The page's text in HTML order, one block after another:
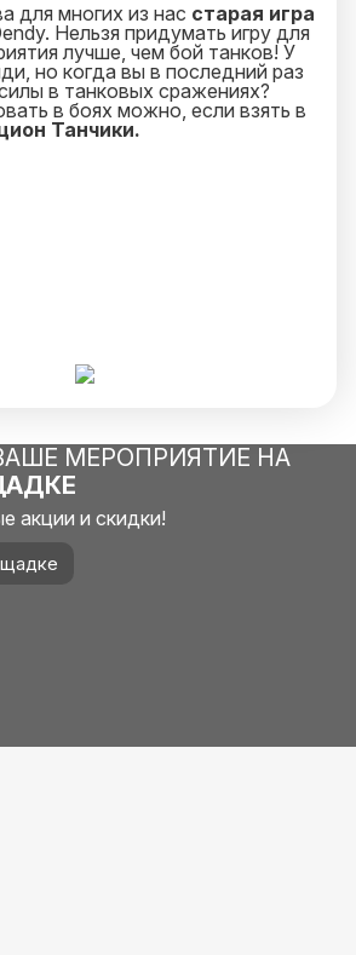
для многих из нас старая игра
Нельзя придумать игру для
лучше, чем бой танков! У
но когда вы в последний раз
в танковых сражениях?
в боях можно, если взять в
Танчики.
МЕРОПРИЯТИЕ НА
акции и скидки!